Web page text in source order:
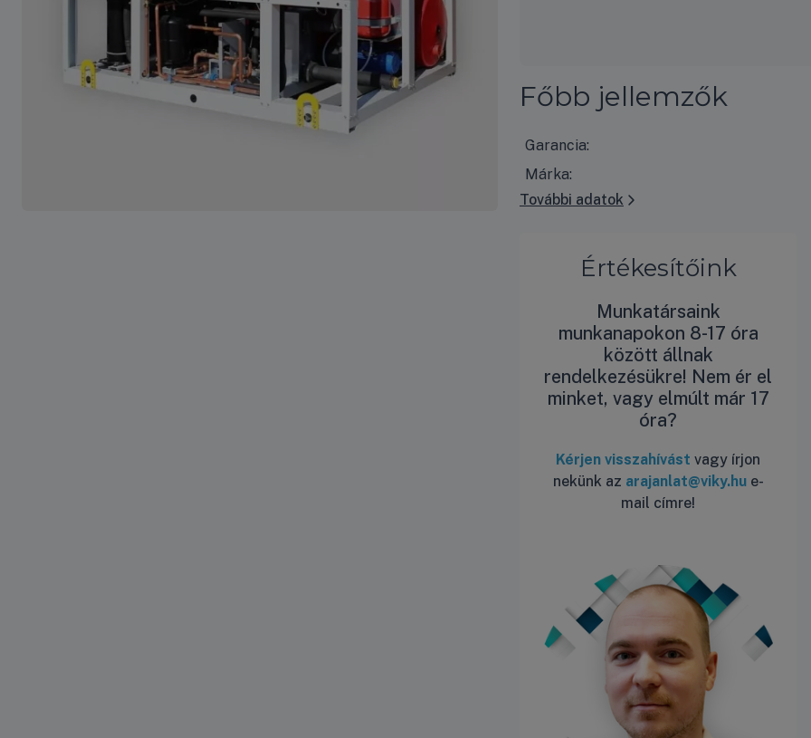
Főbb jellemzők
Garancia:
Márka:
További adatok
Értékesítőink
Munkatársaink
munkanapokon 8-17 óra
között állnak
rendelkezésükre! Nem ér el
minket, vagy elmúlt már 17
óra?
Kérjen visszahívást vagy írjon
nekünk az arajanlat@viky.hue-
mail címre!